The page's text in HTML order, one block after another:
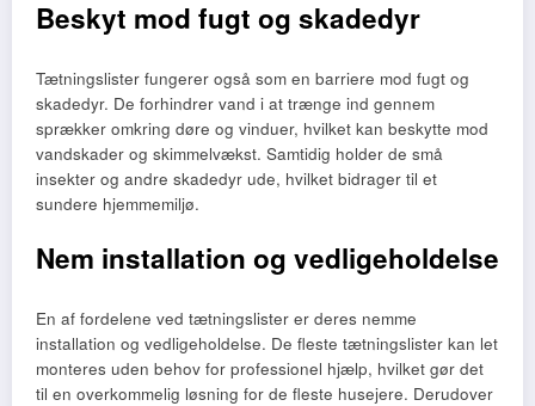
Beskyt mod fugt og skadedyr
Tætningslister fungerer også som en barriere mod fugt og
skadedyr. De forhindrer vand i at trænge ind gennem
sprækker omkring døre og vinduer, hvilket kan beskytte mod
vandskader og skimmelvækst. Samtidig holder de små
insekter og andre skadedyr ude, hvilket bidrager til et
sundere hjemmemiljø.
Nem installation og vedligeholdelse
En af fordelene ved tætningslister er deres nemme
installation og vedligeholdelse. De fleste tætningslister kan let
monteres uden behov for professionel hjælp, hvilket gør det
til en overkommelig løsning for de fleste husejere. Derudover